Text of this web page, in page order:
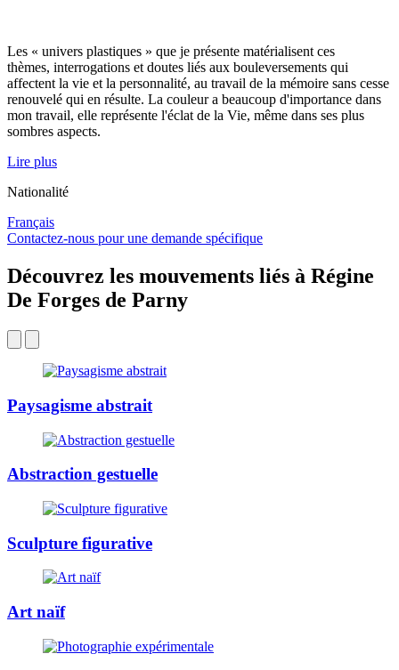
Les « univers plastiques » que je présente matérialisent ces
thèmes, interrogations et doutes liés aux bouleversements qui
affectent la vie et la personnalité, au travail de la mémoire sans cesse
renouvelé qui en résulte. La couleur a beaucoup d'importance dans
mon travail, elle représente l'éclat de la Vie, même dans ses plus
sombres aspects.
Lire plus
Nationalité
Français
Contactez-nous pour une demande spécifique
Découvrez les mouvements liés à Régine
De Forges de Parny
Paysagisme abstrait
Abstraction gestuelle
Sculpture figurative
Art naïf